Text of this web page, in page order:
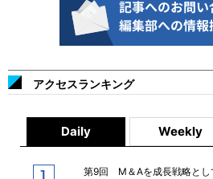
アクセスランキング
Daily Weekly
第9回 M＆Aを成長戦略とし